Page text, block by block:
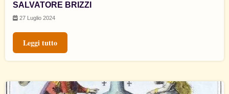
SALVATORE BRIZZI
27 Luglio 2024
Leggi tutto